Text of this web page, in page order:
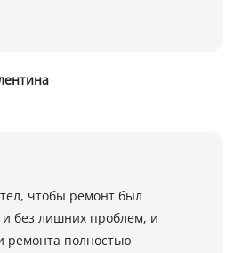
чтобы ремонт был
без лишних проблем, и
ремонта полностью